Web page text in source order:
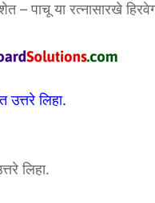
– पाचू या रत्नासारखे
उत्तरे लिहा.
लिहा.